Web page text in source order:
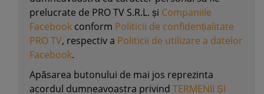
prelucrate de PRO TV S.R.L. și Companiile
Facebook conform Politicii de confidențialitate
PRO TV, respectiv a Politicii de utilizare a datelor
Facebook.
Apăsarea butonului de mai jos reprezinta
acordul dumneavoastra privind TERMENII ȘI